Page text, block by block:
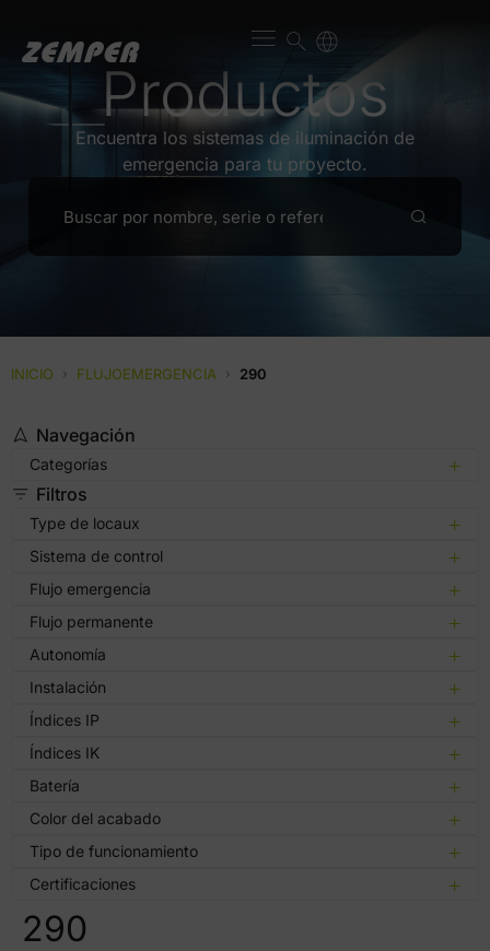
Productos
Encuentra los sistemas de iluminación de
emergencia para tu proyecto.
INICIO › FLUJOEMERGENCIA › 290
Navegación
Categorías
Filtros
Type de locaux
Sistema de control
Flujo emergencia
Flujo permanente
Autonomía
Instalación
Índices IP
Índices IK
Batería
Color del acabado
Tipo de funcionamiento
Certificaciones
290